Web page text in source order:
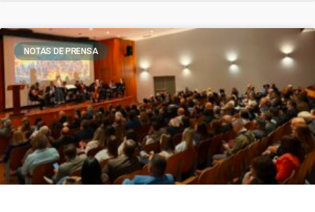
NOTAS DE PRENSA